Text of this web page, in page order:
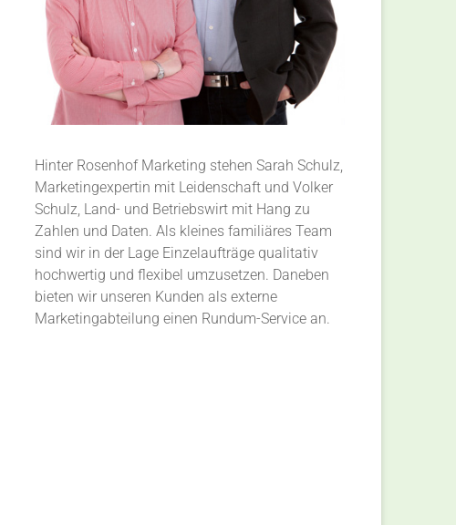
Hinter Rosenhof Marketing stehen Sarah Schulz,
Marketingexpertin mit Leidenschaft und Volker
Schulz, Land- und Betriebswirt mit Hang zu
Zahlen und Daten. Als kleines familiäres Team
sind wir in der Lage Einzelaufträge qualitativ
hochwertig und flexibel umzusetzen. Daneben
bieten wir unseren Kunden als externe
Marketingabteilung einen Rundum-Service an.